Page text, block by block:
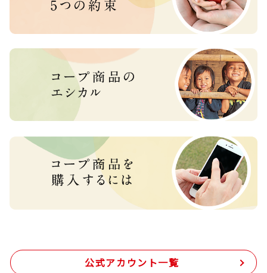
公式アカウント一覧